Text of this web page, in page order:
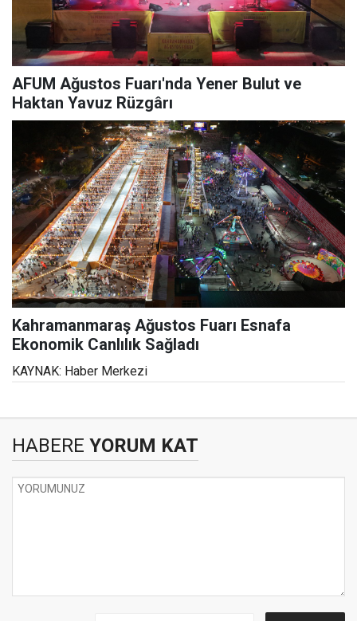
AFUM Ağustos Fuarı'nda Yener Bulut ve
Haktan Yavuz Rüzgârı
Kahramanmaraş Ağustos Fuarı Esnafa
Ekonomik Canlılık Sağladı
KAYNAK: Haber Merkezi
HABERE YORUM KAT